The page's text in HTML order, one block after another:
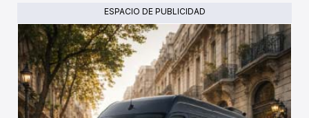
ESPACIO DE PUBLICIDAD